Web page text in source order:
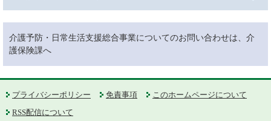
介護予防・日常生活支援総合事業についてのお問い合わせは、介
護保険課へ
プライバシーポリシー 免責事項
このホームページについて
RSS配信について